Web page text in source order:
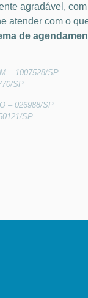
agradável,
atender com o
de
– 1007528/SP
SP
– 026988/SP
SP